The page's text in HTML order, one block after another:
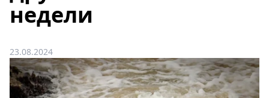
недели
23.08.2024